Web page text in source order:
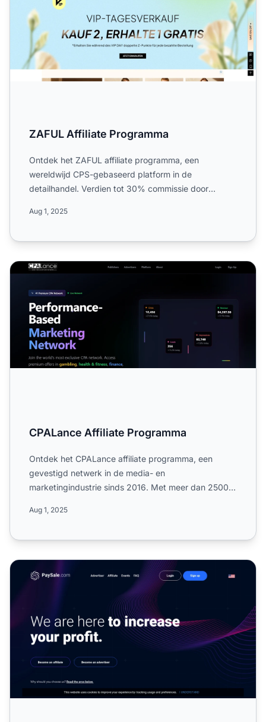
ZAFUL Affiliate Programma
Ontdek het ZAFUL affiliate programma, een
wereldwijd CPS-gebaseerd platform in de
detailhandel. Verdien tot 30% commissie door
Aug 1, 2025
CPALance Affiliate Programma
CPALance Affiliate Programma
Ontdek het CPALance affiliate programma, een
gevestigd netwerk in de media- en
marketingindustrie sinds 2016. Met meer dan 2500
Aug 1, 2025
Paysale Affiliate Programma